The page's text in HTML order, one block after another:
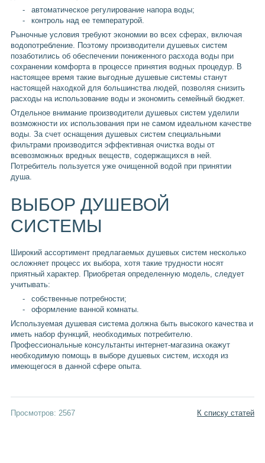
автоматическое регулирование напора воды;
контроль над ее температурой.
Рыночные условия требуют экономии во всех сферах, включая
водопотребление. Поэтому производители душевых систем
позаботились об обеспечении пониженного расхода воды при
сохранении комфорта в процессе принятия водных процедур. В
настоящее время такие выгодные душевые системы станут
настоящей находкой для большинства людей, позволяя снизить
расходы на использование воды и экономить семейный бюджет.
Отдельное внимание производители душевых систем уделили
возможности их использования при не самом идеальном качестве
воды. За счет оснащения душевых систем специальными
фильтрами производится эффективная очистка воды от
всевозможных вредных веществ, содержащихся в ней.
Потребитель пользуется уже очищенной водой при принятии
душа.
ВЫБОР ДУШЕВОЙ
СИСТЕМЫ
Широкий ассортимент предлагаемых душевых систем несколько
осложняет процесс их выбора, хотя такие трудности носят
приятный характер. Приобретая определенную модель, следует
учитывать:
собственные потребности;
оформление ванной комнаты.
Используемая душевая система должна быть высокого качества и
иметь набор функций, необходимых потребителю.
Профессиональные консультанты интернет-магазина окажут
необходимую помощь в выборе душевых систем, исходя из
имеющегося в данной сфере опыта.
Просмотров: 2567 К списку статей